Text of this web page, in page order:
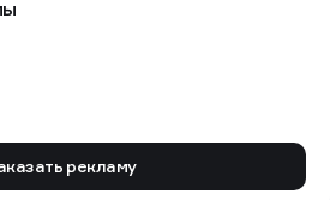
рекламу